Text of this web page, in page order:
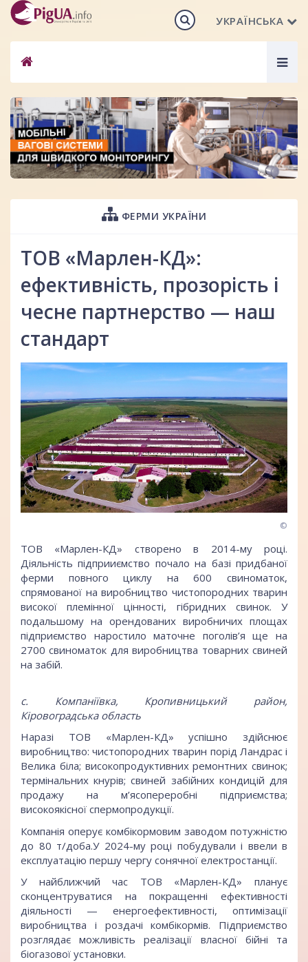
УКРАЇНСЬКА
ФЕРМИ УКРАЇНИ
ТОВ «Марлен-КД»:
ефективність, прозорість і
чесне партнерство — наш
стандарт
©
ТОВ «Марлен-КД» створено в 2014-му році.
Діяльність підприиємство почало на базі придбаної
ферми повного циклу на 600 свиноматок,
спрямованої на виробництво чистопородних тварин
високої племінної цінності, гібридних свинок. У
подальшому на орендованих виробничих площах
підприємство наростило маточне поголів’я ще на
2700 свиноматок для виробництва товарних свиней
на забій.
с. Компаніївка, Кропивницький район,
Кіровоградська область
Наразі ТОВ «Марлен-КД» успішно здійснює
виробництво: чистопородних тварин порід Ландрас і
Велика біла; високопродуктивних ремонтних свинок;
термінальних кнурів; свиней забійних кондицій для
продажу на м’ясопереробні підприємства;
високоякісної спермопродукції.
Компанія оперує комбікормовим заводом потужністю
до 80 т/доба.У 2024-му році побудували і ввели в
експлуатацію першу чергу сонячної електростанції.
У найближчий час ТОВ «Марлен-КД» планує
сконцентруватися на покращенні ефективності
діяльності — енергоефективності, оптимізації
виробництва і роздачі комбікормів. Підприємство
розглядає можливість реалізації власної бійні та
біогазової установки.